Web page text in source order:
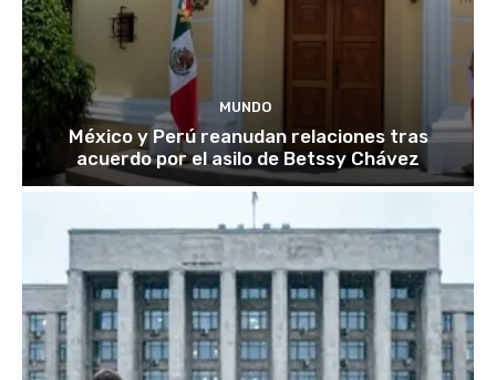
MUNDO
México y Perú reanudan relaciones tras
acuerdo por el asilo de Betssy Chávez